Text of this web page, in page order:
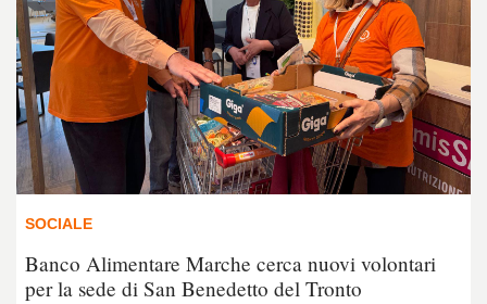
SOCIALE
Banco Alimentare Marche cerca nuovi volontari
per la sede di San Benedetto del Tronto